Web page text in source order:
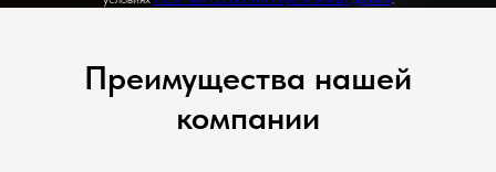
Преимущества нашей
компании